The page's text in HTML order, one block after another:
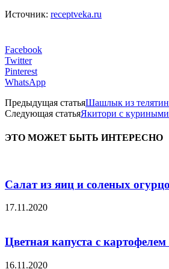
Источник: receptveka.ru
Facebook
Twitter
Pinterest
WhatsApp
Предыдущая статьяШашлык из
Следующая статьяЯкитори с
ЭТО МОЖЕТ БЫТЬ ИНТЕРЕСНО
Салат из яиц и соленых
17.11.2020
Цветная капуста с
16.11.2020